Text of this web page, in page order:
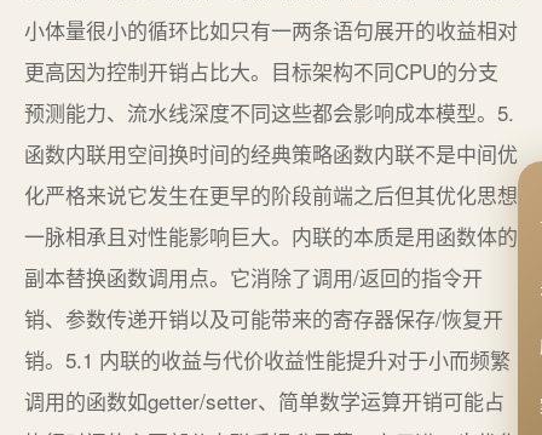
小体量很小的循环比如只有一两条语句展开的收益相对
更高因为控制开销占比大。目标架构不同CPU的分支
预测能力、流水线深度不同这些都会影响成本模型。5.
函数内联用空间换时间的经典策略函数内联不是中间优
化严格来说它发生在更早的阶段前端之后但其优化思想
一脉相承且对性能影响巨大。内联的本质是用函数体的
副本替换函数调用点。它消除了调用/返回的指令开
销、参数传递开销以及可能带来的寄存器保存/恢复开
销。5.1 内联的收益与代价收益性能提升对于小而频繁
调用的函数如getter/setter、简单数学运算开销可能占